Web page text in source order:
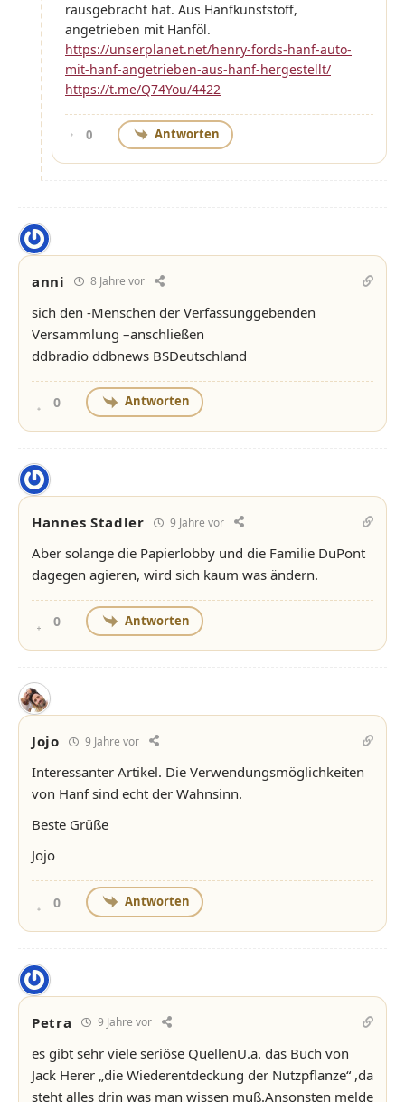
rausgebracht hat. Aus Hanfkunststoff,
angetrieben mit Hanföl.
https://unserplanet.net/henry-fords-hanf-auto-
mit-hanf-angetrieben-aus-hanf-hergestellt/
https://t.me/Q74You/4422
0 Antworten
anni 8 Jahre vor
sich den -Menschen der Verfassunggebenden
Versammlung –anschließen
ddbradio ddbnews BSDeutschland
0 Antworten
Hannes Stadler 9 Jahre vor
Aber solange die Papierlobby und die Familie DuPont
dagegen agieren, wird sich kaum was ändern.
0 Antworten
Jojo 9 Jahre vor
Interessanter Artikel. Die Verwendungsmöglichkeiten
von Hanf sind echt der Wahnsinn.
Beste Grüße
Jojo
0 Antworten
Petra 9 Jahre vor
es gibt sehr viele seriöse QuellenU.a. das Buch von
Jack Herer „die Wiederentdeckung der Nutzpflanze“ ,da
steht alles drin was man wissen muß.Ansonsten melde